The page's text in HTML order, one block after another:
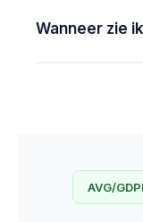
Wanneer zie
AVG/